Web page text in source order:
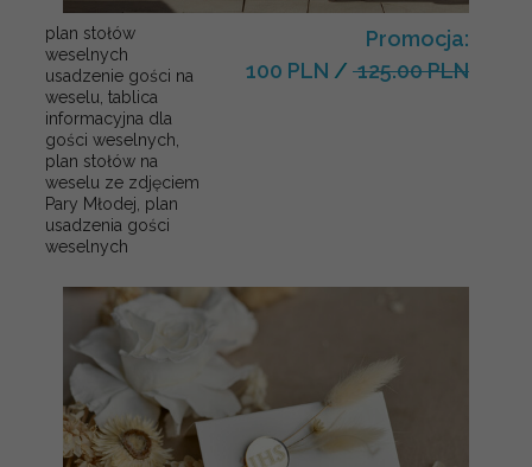
plan stołów
weselnych
usadzenie gości na
weselu, tablica
informacyjna dla
gości weselnych,
plan stołów na
weselu ze zdjęciem
Pary Młodej, plan
usadzenia gości
weselnych
Promocja:
100 PLN / 125.00 PLN